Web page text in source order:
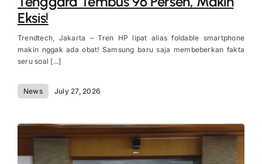
Eksis!
Trendtech, Jakarta – Tren HP lipat alias foldable smartphone
makin nggak ada obat! Samsung baru saja membeberkan fakta
seru soal [...]
News July 27, 2026